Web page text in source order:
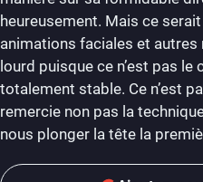
heureusement. Mais ce
animations faciales et
lourd puisque ce n’est pas le
totalement stable. Ce n’est
remercie non pas la
nous plonger la tête la